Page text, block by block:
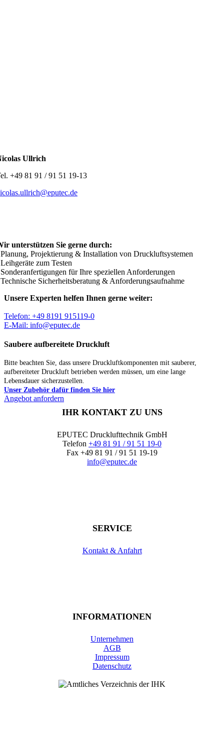
Ullrich
+49 81 91 / 91 51 19-13
unterstützen Sie gerne durch:
Projektierung & Installation von Druckluftsystemen
zum Testen
für Ihre speziellen Anforderungen
Sicherheitsberatung & Anforderungsaufnahme
Unsere Experten helfen Ihnen gerne weiter:
Telefon: +49 8191 915119-0
E-Mail: info@eputec.de
Saubere aufbereitete Druckluft
Bitte beachten Sie, dass unsere Druckluftkomponenten mit sauberer,
aufbereiteter Druckluft betrieben werden müssen, um eine lange
Lebensdauer sicherzustellen.
Unser Zubehör dafür finden Sie hier
Angebot anfordern
IHR KONTAKT ZU UNS
EPUTEC Drucklufttechnik GmbH
Telefon +49 81 91 / 91 51 19-0
Fax +49 81 91 / 91 51 19-19
info@eputec.de
SERVICE
Kontakt & Anfahrt
INFORMATIONEN
Unternehmen
AGB
Impressum
Datenschutz